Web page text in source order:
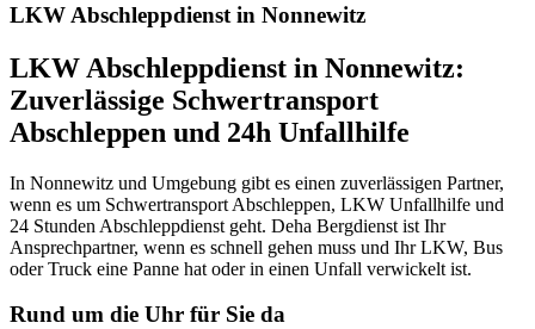
LKW Abschleppdienst in Nonnewitz
LKW Abschleppdienst in Nonnewitz:
Zuverlässige Schwertransport
Abschleppen und 24h Unfallhilfe
In Nonnewitz und Umgebung gibt es einen zuverlässigen Partner,
wenn es um Schwertransport Abschleppen, LKW Unfallhilfe und
24 Stunden Abschleppdienst geht. Deha Bergdienst ist Ihr
Ansprechpartner, wenn es schnell gehen muss und Ihr LKW, Bus
oder Truck eine Panne hat oder in einen Unfall verwickelt ist.
Rund um die Uhr für Sie da